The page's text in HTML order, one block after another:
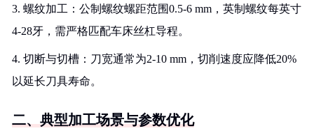
3. 螺纹加工：公制螺纹螺距范围0.5-6 mm，英制螺纹每英寸
4-28牙，需严格匹配车床丝杠导程。
4. 切断与切槽：刀宽通常为2-10 mm，切削速度应降低20%
以延长刀具寿命。
二、典型加工场景与参数优化